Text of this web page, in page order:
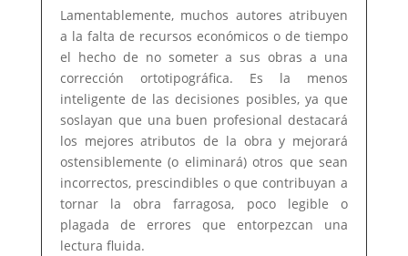
Lamentablemente, muchos autores atribuyen
a la falta de recursos económicos o de tiempo
el hecho de no someter a sus obras a una
corrección ortotipográfica. Es la menos
inteligente de las decisiones posibles, ya que
soslayan que una buen profesional destacará
los mejores atributos de la obra y mejorará
ostensiblemente (o eliminará) otros que sean
incorrectos, prescindibles o que contribuyan a
tornar la obra farragosa, poco legible o
plagada de errores que entorpezcan una
lectura fluida.